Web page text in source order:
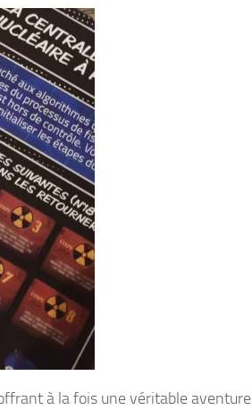
à la fois une véritable aventure